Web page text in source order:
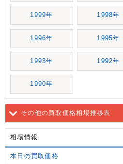
1999年 1998年
1996年 1995年
1993年 1992年
1990年
その他の買取価格相場推移表
相場情報
本日の買取価格